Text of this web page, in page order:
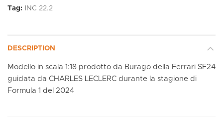
Tag: INC 22.2
DESCRIPTION
Modello in scala 1:18 prodotto da Burago della Ferrari SF24
guidata da CHARLES LECLERC durante la stagione di
Formula 1 del 2024